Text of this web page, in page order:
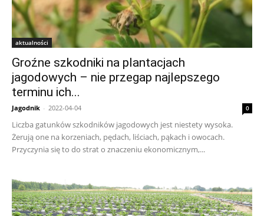
aktualności
Groźne szkodniki na plantacjach
jagodowych – nie przegap najlepszego
terminu ich...
Jagodnik - 2022-04-04 0
Liczba gatunków szkodników jagodowych jest niestety wysoka.
Żerują one na korzeniach, pędach, liściach, pąkach i owocach.
Przyczynia się to do strat o znaczeniu ekonomicznym,...